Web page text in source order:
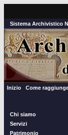
Sistema Archivistico
Inizio Come
Chi siamo
Servizi
Patrimonio